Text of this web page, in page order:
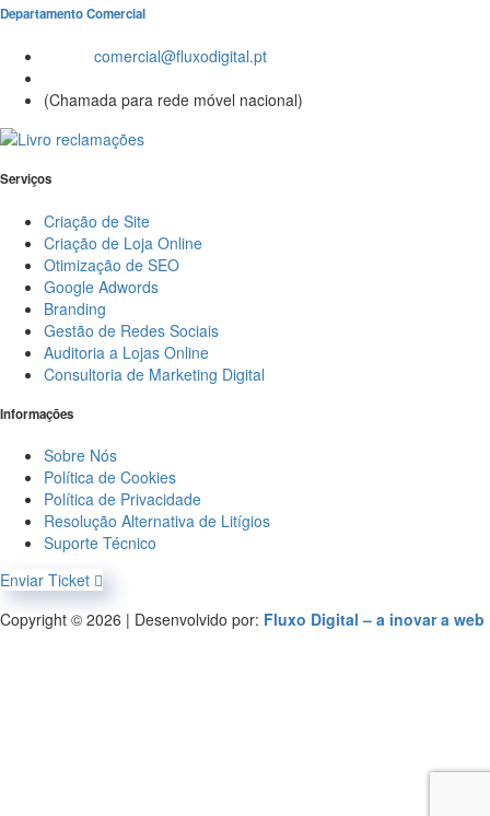
Departamento Comercial
comercial@fluxodigital.pt
(Chamada para rede móvel nacional)
Serviços
Criação de Site
Criação de Loja Online
Otimização de SEO
Google Adwords
Branding
Gestão de Redes Sociais
Auditoria a Lojas Online
Consultoria de Marketing Digital
Informações
Sobre Nós
Política de Cookies
Política de Privacidade
Resolução Alternativa de Litígios
Suporte Técnico
Enviar Ticket
Copyright © 2026 | Desenvolvido por: Fluxo Digital – a inovar a web